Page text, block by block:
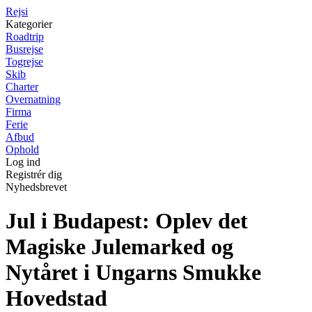
Rejsi
Kategorier
Roadtrip
Busrejse
Togrejse
Skib
Charter
Overnatning
Firma
Ferie
Afbud
Ophold
Log ind
Registrér dig
Nyhedsbrevet
Jul i Budapest: Oplev det
Magiske Julemarked og
Nytåret i Ungarns Smukke
Hovedstad